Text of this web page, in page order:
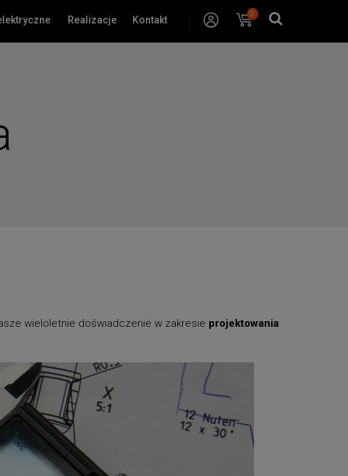
Realizacje Kontakt KontoKoszyk
0
wieloletnie doświadczenie w zakresie projektowania